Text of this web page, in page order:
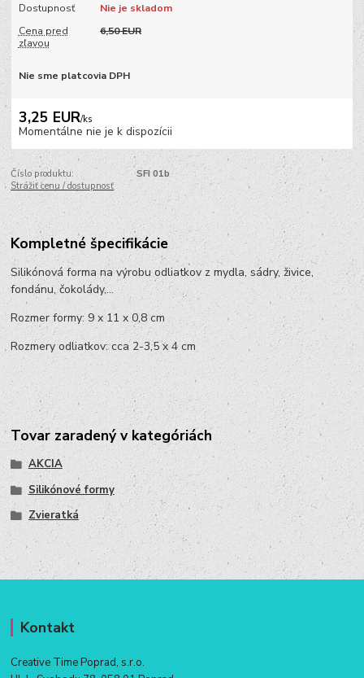
Dostupnosť
Nie je skladom
Cena pred
zľavou
6,50 EUR
Nie sme platcovia DPH
3,25 EUR/ks
Momentálne nie je k dispozícii
Číslo produktu:
SFI 01b
Strážiť cenu / dostupnosť
Kompletné špecifikácie
Silikónová forma na výrobu odliatkov z mydla, sádry, živice,
fondánu, čokolády,...
Rozmer formy: 9 x 11 x 0,8 cm
Rozmery odliatkov: cca 2-3,5 x 4 cm
Tovar zaradený v kategóriách
AKCIA
Silikónové formy
Zvieratká
Kontakt
Creative Time Poprad, s.r.o.